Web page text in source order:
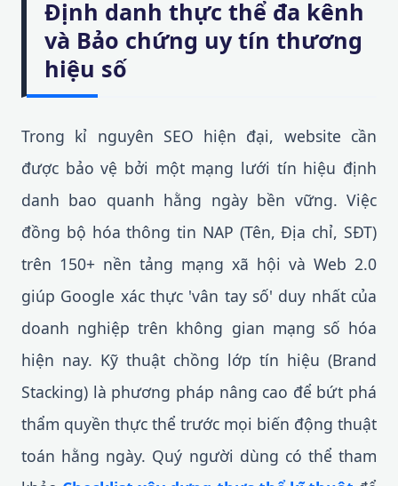
Định danh thực thể đa kênh
và Bảo chứng uy tín thương
hiệu số
Trong kỉ nguyên SEO hiện đại, website cần
được bảo vệ bởi một mạng lưới tín hiệu định
danh bao quanh hằng ngày bền vững. Việc
đồng bộ hóa thông tin NAP (Tên, Địa chỉ, SĐT)
trên 150+ nền tảng mạng xã hội và Web 2.0
giúp Google xác thực 'vân tay số' duy nhất của
doanh nghiệp trên không gian mạng số hóa
hiện nay. Kỹ thuật chồng lớp tín hiệu (Brand
Stacking) là phương pháp nâng cao để bứt phá
thẩm quyền thực thể trước mọi biến động thuật
toán hằng ngày. Quý người dùng có thể tham